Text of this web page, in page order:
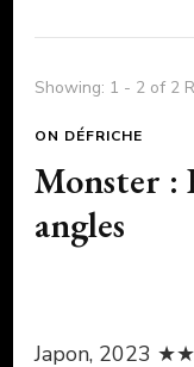
Showing: 1 - 2 of 2
ON DÉFRICHE
Monster :
angles
Japon, 2023